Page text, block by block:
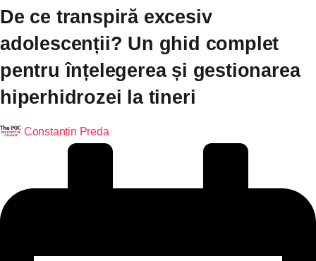
De ce transpiră excesiv
adolescenții? Un ghid complet
pentru înțelegerea și gestionarea
hiperhidrozei la tineri
Constantin Preda